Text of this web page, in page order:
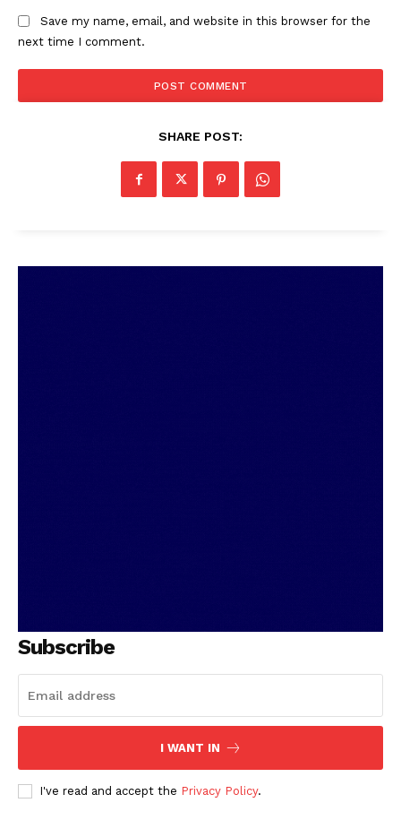
PALA VISION
Subscription Plans
Save my name, email, and website in this browser for the
next time I comment.
SHARE POST:
Subscribe
I WANT IN
I've read and accept the Privacy Policy.